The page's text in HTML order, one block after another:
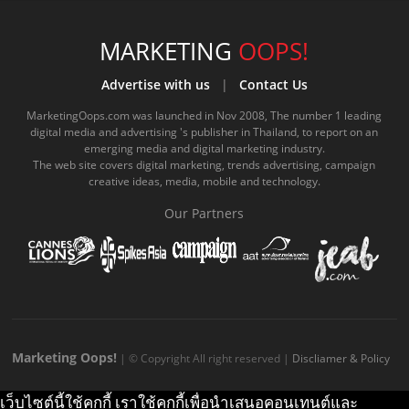
e
b
o
o
k
c
o
t
u
b
e
.
o
o
m
e
m
e
t
a
g
r
a
.
t
o
k
.
c
m
MARKETING OOPS!
Advertise with us| Contact Us
MarketingOops.com was launched in Nov 2008, The number 1 leading
digital media and advertising 's publisher in Thailand, to report on an
emerging media and digital marketing industry.
The web site covers digital marketing, trends advertising, campaign
creative ideas, media, mobile and technology.
Our Partners
Marketing Oops! | © Copyright All right reserved | Discliamer & Policy
เว็บไซต์นี้ใช้คุกกี้ เราใช้คุกกี้เพื่อนำเสนอคอนเทนต์และ